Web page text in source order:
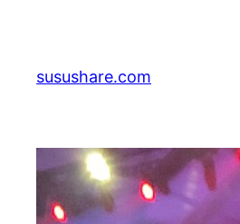
susushare.com